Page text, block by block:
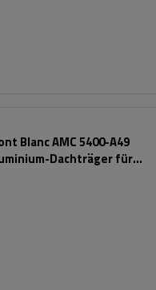
Blanc AMC 5400-A49
Dachträger für